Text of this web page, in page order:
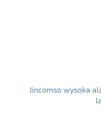
Jincomso wysoka